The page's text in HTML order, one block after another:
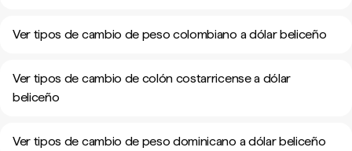
Ver tipos de cambio de peso colombiano a dólar beliceño
Ver tipos de cambio de colón costarricense a dólar
beliceño
Ver tipos de cambio de peso dominicano a dólar beliceño